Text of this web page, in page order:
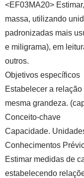
<EF03MA20>
massa, utilizando
padronizadas mais
e miligrama), em
outros.
Objetivos específicos
Estabelecer a
mesma grandeza.
Conceito-chave
Capacidade.
Conhecimentos
Estimar medidas de
estabelecendo